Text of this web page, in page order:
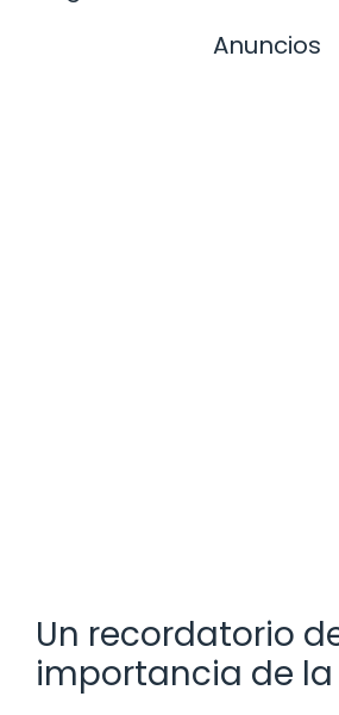
Anuncios
Un recordatorio
importancia de